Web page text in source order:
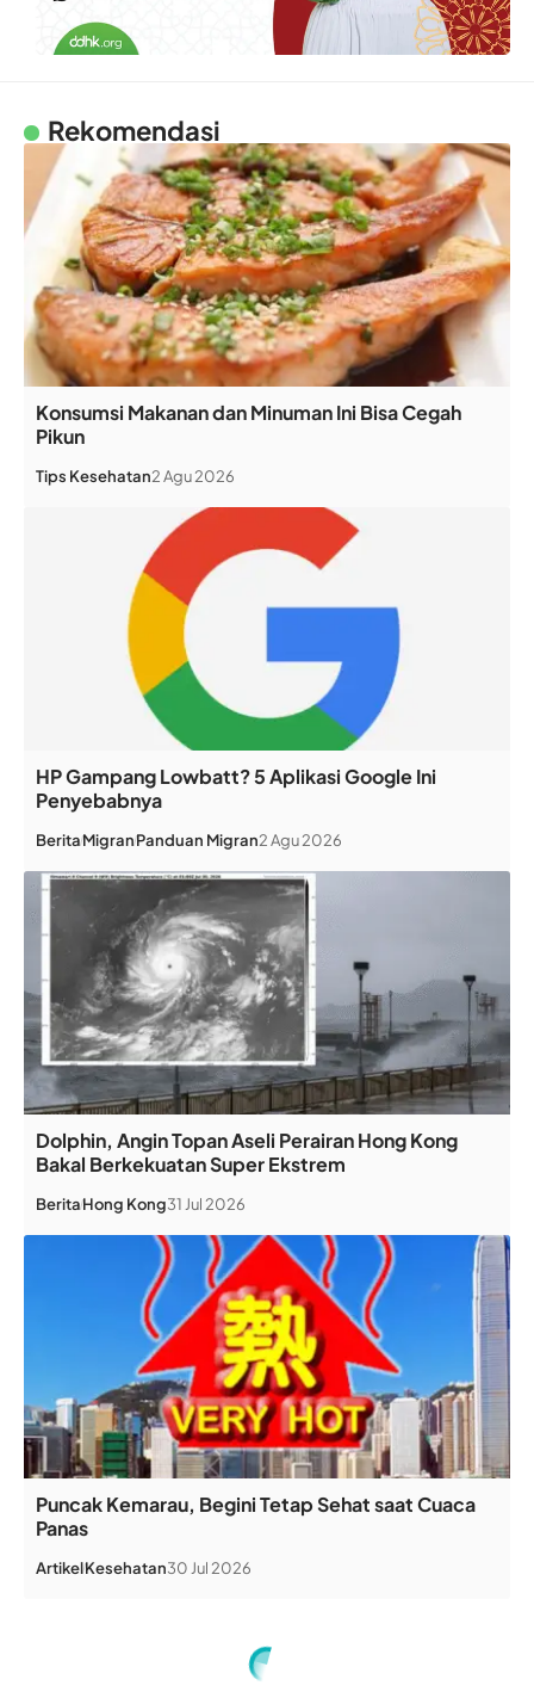
Rekomendasi
Konsumsi Makanan dan Minuman Ini Bisa Cegah
Pikun
Tips Kesehatan2 Agu 2026
HP Gampang Lowbatt? 5 Aplikasi Google Ini
Penyebabnya
BeritaMigranPanduan Migran2 Agu 2026
Dolphin, Angin Topan Aseli Perairan Hong Kong
Bakal Berkekuatan Super Ekstrem
BeritaHong Kong31 Jul 2026
Puncak Kemarau, Begini Tetap Sehat saat Cuaca
Panas
ArtikelKesehatan30 Jul 2026